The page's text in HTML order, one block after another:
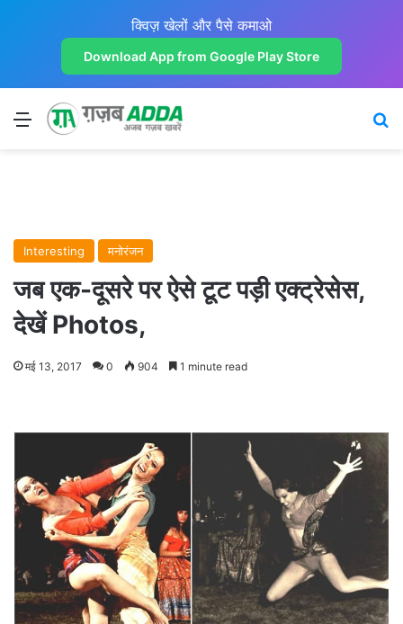
क्विज़ खेलों और पैसे कमाओ
Download App from Google Play Store
Menu
Interesting मनोरंजन
जब एक-दूसरे पर ऐसे टूट पड़ी एक्ट्रेसेस,
देखें Photos,
मई 13, 2017 0 904 1 minute read